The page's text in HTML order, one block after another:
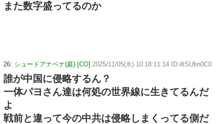
また数字盛ってるのか
26: シュードアナベナ(庭) [CO] 2025/11/05(水) 10:18:11.14 ID:4tSUbn0C0
誰が中国に侵略するん？
一体パヨさん達は何処の世界線に生きてるんだ
よ
戦前と違って今の中共は侵略しまくってる側だ